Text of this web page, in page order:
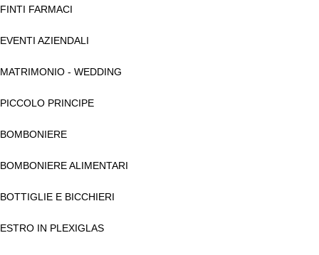
FINTI FARMACI
EVENTI AZIENDALI
MATRIMONIO - WEDDING
PICCOLO PRINCIPE
BOMBONIERE
BOMBONIERE ALIMENTARI
BOTTIGLIE E BICCHIERI
ESTRO IN PLEXIGLAS